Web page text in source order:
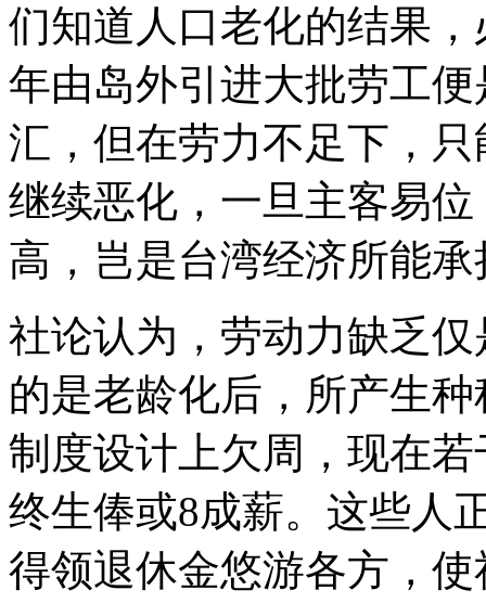
们知道人口老化的结果
年由岛外引进大批劳工
汇，但在劳力不足下，
继续恶化，一旦主客易
高，岂是台湾经济所能承
社论认为，劳动力缺乏
的是老龄化后，所产生
制度设计上欠周，现在
终生俸或8成薪。这些人
得领退休金悠游各方，